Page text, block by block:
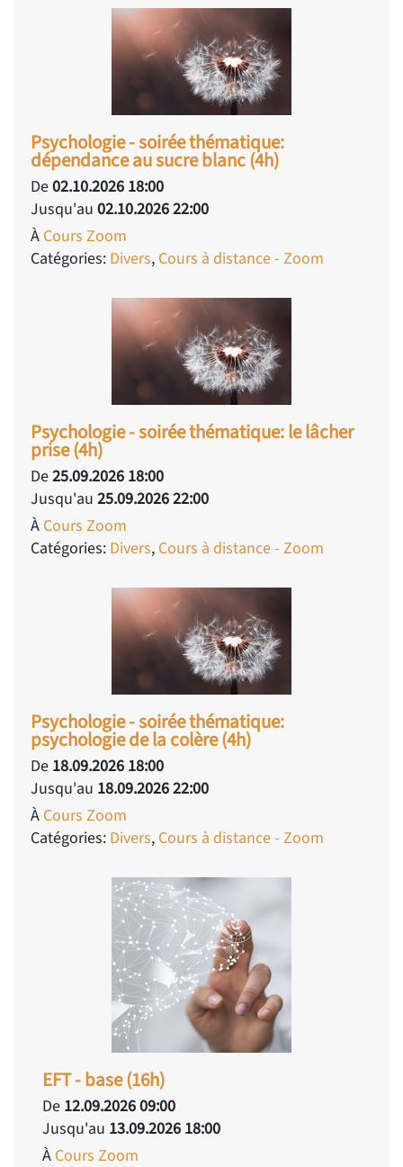
Psychologie - soirée thématique:
dépendance au sucre blanc (4h)
De02.10.2026 18:00
Jusqu'au 02.10.2026 22:00
À Cours Zoom
Catégories: Divers, Cours à distance - Zoom
Psychologie - soirée thématique: le lâcher
prise (4h)
De25.09.2026 18:00
Jusqu'au 25.09.2026 22:00
À Cours Zoom
Catégories: Divers, Cours à distance - Zoom
Psychologie - soirée thématique:
psychologie de la colère (4h)
De 18.09.2026 18:00
Jusqu'au 18.09.2026 22:00
À Cours Zoom
Catégories: Divers, Cours à distance - Zoom
EFT - base (16h)
De 12.09.2026 09:00
Jusqu'au 13.09.2026 18:00
À Cours Zoom